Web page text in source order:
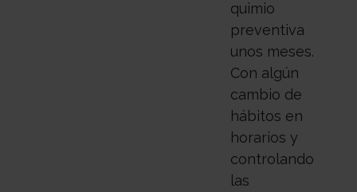
quimio
preventiva
unos meses.
Con algún
cambio de
hábitos en
horarios y
controlando
las